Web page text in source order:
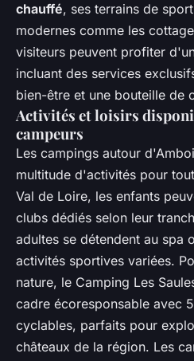
chauffé, ses terrains de
modernes comme les
visiteurs peuvent profiter
incluant des services
bien-être et une bouteille de
Activités et loisirs
campeurs
Les campings autour
multitude d'activités pour
Val de Loire, les enfants
clubs dédiés selon leur
adultes se détendent au spa
activités sportives variées.
nature, le Camping Les
cadre écoresponsable avec
cyclables, parfaits pour
châteaux de la région. Les